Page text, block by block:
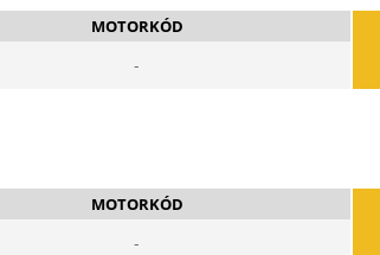
MOTORKÓD
-
MOTORKÓD
-